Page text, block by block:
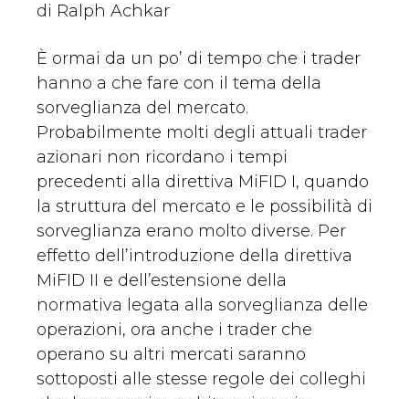
di Ralph Achkar
È ormai da un po’ di tempo che i trader
hanno a che fare con il tema della
sorveglianza del mercato.
Probabilmente molti degli attuali trader
azionari non ricordano i tempi
precedenti alla direttiva MiFID I, quando
la struttura del mercato e le possibilità di
sorveglianza erano molto diverse. Per
effetto dell’introduzione della direttiva
MiFID II e dell’estensione della
normativa legata alla sorveglianza delle
operazioni, ora anche i trader che
operano su altri mercati saranno
sottoposti alle stesse regole dei colleghi